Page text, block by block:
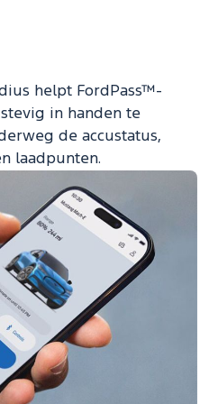
helpt FordPass™-
in handen te
de accustatus,
laadpunten.